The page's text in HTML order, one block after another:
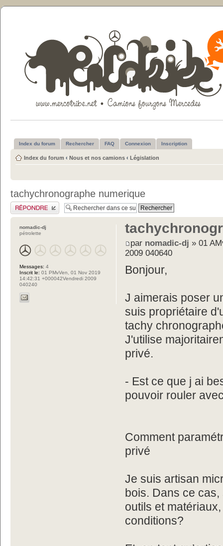
Index du forum Rechercher FAQ Connexion Inscription
Index du forum ‹ Nous et nos camions ‹ Législation
tachychronographe numerique
Publier une réponse
par nomadic-dj » 01
2009 040640
Bonjour,
J aimerais poser
suis propriétaire
tachy
J'utilise
privé.
- Est ce que j ai
pouvoir rouler
Comment
privé
Je suis artisan
bois. Dans ce
outils et
conditions?
nomadic-dj
pétrolette
Messages: 4
Inscrit le: 01 PMvVen, 01 Nov 2019
14:42:31 +000042Vendredi 2009
040240